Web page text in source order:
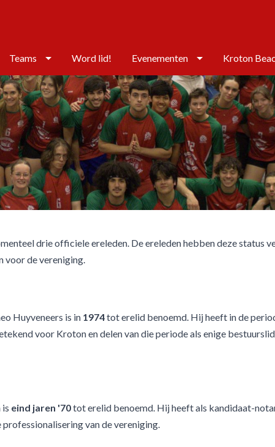
Teams Word lid! Evenementen Kroton
drie officiele ereleden. De ereleden hebben deze status
voor de vereniging.
Huyveneers is in 1974tot erelid benoemd. Hij heeft in de
voor Kroton en delen van die periode als enige
is eind jaren '70tot erelid benoemd. Hij heeft als kandidaat-
van de vereniging.